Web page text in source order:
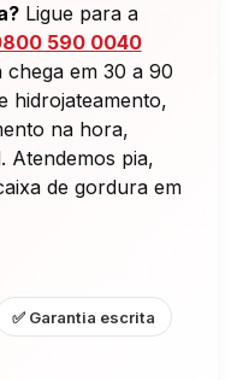
Ligue para a
590 0040
em 30 a 90
hidrojateamento,
na hora,
Atendemos pia,
de gordura em
✅ Garantia escrita